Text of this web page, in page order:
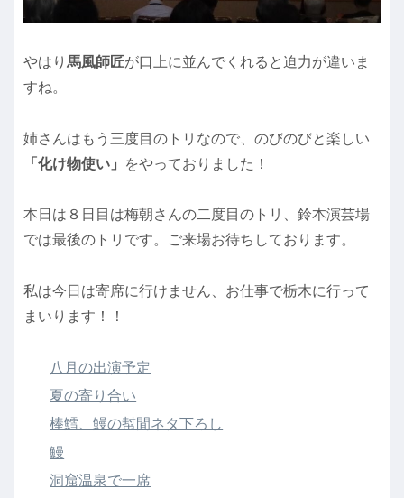
やはり 馬風師匠が口上に並んでくれると迫力が違いま
すね。
姉さんはもう三度目のトリなので、のびのびと楽しい
「化け物使い」
をやっておりました！
本日は８日目は梅朝さんの二度目のトリ、鈴本演芸場
では最後のトリです。ご来場お待ちしております。
私は今日は寄席に行けません、お仕事で栃木に行って
まいります！！
八月の出演予定
夏の寄り合い
棒鱈、鰻の幇間ネタ下ろし
鰻
洞窟温泉で一席